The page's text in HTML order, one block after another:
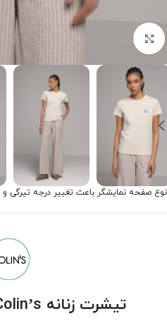
برای بزرگنمایی کلیک کنید
نوع صفحه نمایشگر باعث تغییر درجه
تیشرت زنانه Colin’s کد CL1079323